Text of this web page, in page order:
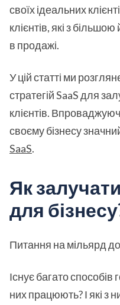
своїх ідеальних
клієнтів, які з
в продажі.
У цій статті ми
стратегій SaaS для
клієнтів.
своєму бізнесу
SaaS.
Як
для
Питання на мільярд
Існує багато способів
них працюють? І які з